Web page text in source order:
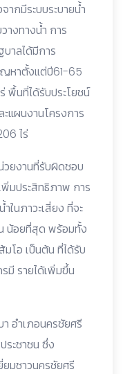
กมีระบบระบายน้ำ
างทางน้ำ การ
าลได้มีการ
หาตั้งแต่ปี61-65
พื้นที่ได้รับประโยชน์
แผนงานโครงการ
ไร่
วยงานที่รับผิดชอบ
มประสิทธิภาพ การ
ในภาวะเสี่ยง ที่จะ
น้อยที่สุด พร้อมทั้ง
โอ เป็นต้น ที่ได้รับ
มี รายได้เพิ่มขึ้น
อำเภอนครชัยศรี
ะชาชน ซึ่ง
ยมชาวนครชัยศรี